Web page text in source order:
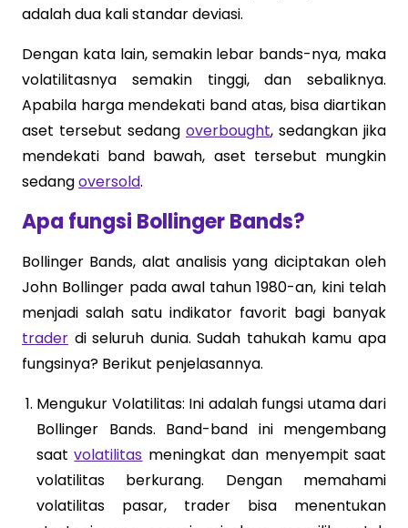
adalah dua kali standar deviasi.
Dengan kata lain, semakin lebar bands-nya, maka
volatilitasnya semakin tinggi, dan sebaliknya.
Apabila harga mendekati band atas, bisa diartikan
aset tersebut sedang overbought, sedangkan jika
mendekati band bawah, aset tersebut mungkin
sedangoversold.
Apa fungsi Bollinger Bands?
Bollinger Bands, alat analisis yang diciptakan oleh
John Bollinger pada awal tahun 1980-an, kini telah
menjadi salah satu indikator favorit bagi banyak
trader di seluruh dunia. Sudah tahukah kamu apa
fungsinya? Berikut penjelasannya.
Mengukur Volatilitas: Ini adalah fungsi utama dari
Bollinger Bands. Band-band ini mengembang
saatvolatilitas meningkat dan menyempit saat
volatilitas berkurang. Dengan memahami
volatilitas pasar, trader bisa menentukan